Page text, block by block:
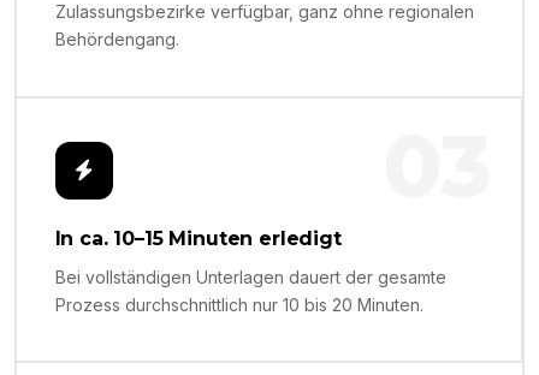
Zulassungsbezirke verfügbar, ganz ohne regionalen
Behördengang.
In ca. 10–15 Minuten erledigt
Bei vollständigen Unterlagen dauert der gesamte
Prozess durchschnittlich nur 10 bis 20 Minuten.